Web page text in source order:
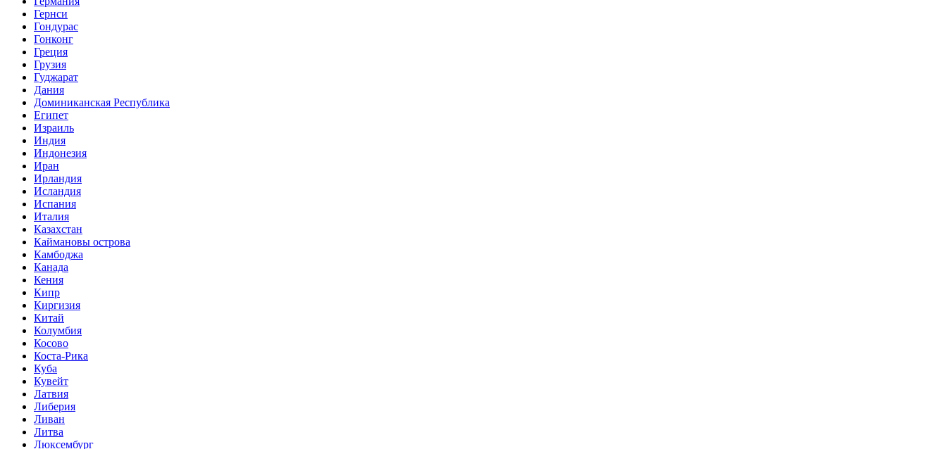
Гернси
Гондурас
Гонконг
Греция
Грузия
Гуджарат
Дания
Доминиканская Республика
Египет
Израиль
Индия
Индонезия
Иран
Ирландия
Исландия
Испания
Италия
Казахстан
Каймановы острова
Камбоджа
Канада
Кения
Кипр
Киргизия
Китай
Колумбия
Косово
Коста-Рика
Куба
Кувейт
Латвия
Либерия
Ливан
Литва
Люксембург